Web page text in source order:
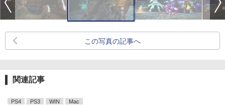
この写真の記事へ
関連記事
PS4 PS3 WIN Mac